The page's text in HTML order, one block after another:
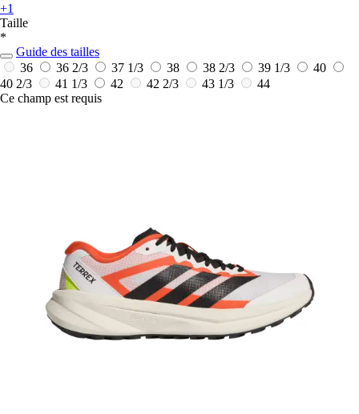
+1
Taille
*
Guide des tailles
36
36 2/3 37 1/3 38 38 2/3 39 1/3
40
40 2/3
41 1/3 42 42 2/3 43 1/3
44
Ce champ est requis